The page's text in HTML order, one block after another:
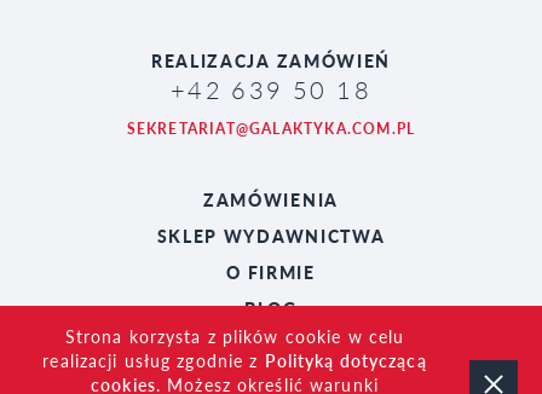
REALIZACJA ZAMÓWIEŃ
+42 639 50 18
SEKRETARIAT@GALAKTYKA.COM.PL
ZAMÓWIENIA
SKLEP WYDAWNICTWA
O FIRMIE
BLOG
Strona korzysta z plików cookie w celu
realizacji usług zgodnie z Polityką dotyczącą
cookies. Możesz określić warunki